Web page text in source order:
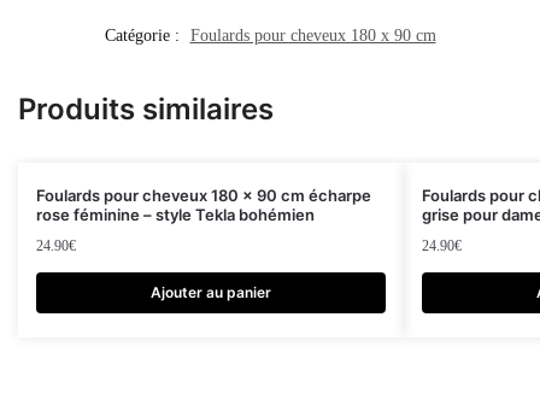
Catégorie : Foulards pour cheveux 180 x 90 cm
Produits similaires
Foulards pour cheveux 180 x 90 cm écharpe
rose féminine – style Tekla bohémien
24.90€
Ajouter au panier
Foulards pour
grise pour
24.90€